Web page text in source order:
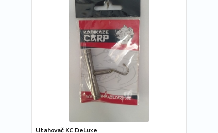
Utahovač KC DeLuxe